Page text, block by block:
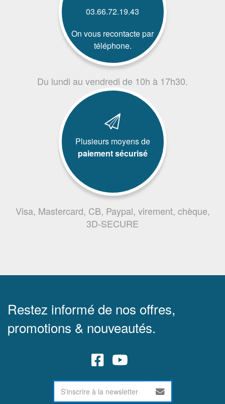
03.66.72.19.43
On vous recontacte par
téléphone.
Du lundi au vendredi de 10h à 17h30.
Plusieurs moyens de
paiement sécurisé
Visa, Mastercard, CB, Paypal, virement, chèque,
3D-SECURE
Restez informé de nos offres,
promotions & nouveautés.